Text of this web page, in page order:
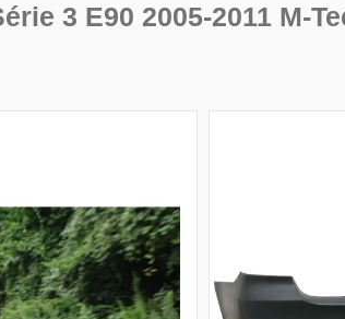
3 E90 2005-2011 M-